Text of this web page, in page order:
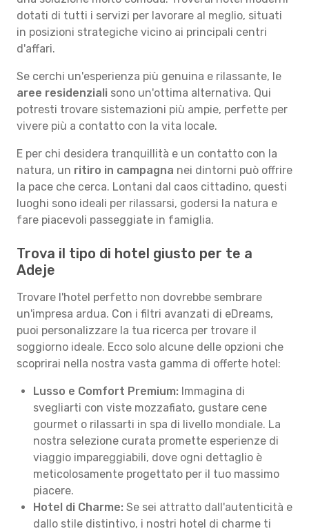
dotati di tutti i servizi per lavorare al meglio, situati
in posizioni strategiche vicino ai principali centri
d'affari.
Se cerchi un'esperienza più genuina e rilassante, le
aree residenziali sono un'ottima alternativa. Qui
potresti trovare sistemazioni più ampie, perfette per
vivere più a contatto con la vita locale.
E per chi desidera tranquillità e un contatto con la
natura, un ritiro in campagna nei dintorni può offrire
la pace che cerca. Lontani dal caos cittadino, questi
luoghi sono ideali per rilassarsi, godersi la natura e
fare piacevoli passeggiate in famiglia.
Trova il tipo di hotel giusto per te a
Adeje
Trovare l'hotel perfetto non dovrebbe sembrare
un'impresa ardua. Con i filtri avanzati di eDreams,
puoi personalizzare la tua ricerca per trovare il
soggiorno ideale. Ecco solo alcune delle opzioni che
scoprirai nella nostra vasta gamma di offerte hotel:
Lusso e Comfort Premium: Immagina di
svegliarti con viste mozzafiato, gustare cene
gourmet o rilassarti in spa di livello mondiale. La
nostra selezione curata promette esperienze di
viaggio impareggiabili, dove ogni dettaglio è
meticolosamente progettato per il tuo massimo
piacere.
Hotel di Charme: Se sei attratto dall'autenticità e
dallo stile distintivo, i nostri hotel di charme ti